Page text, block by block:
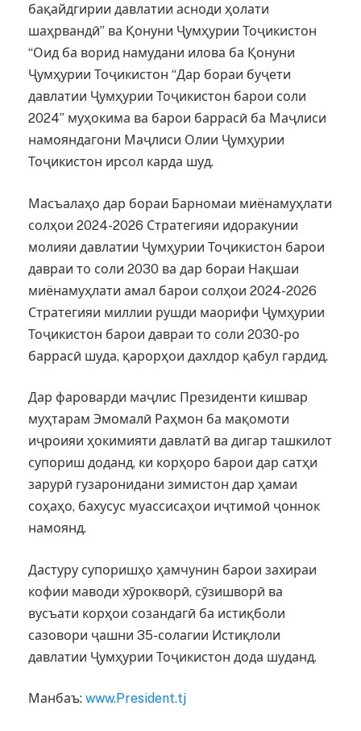
бақайдгирии давлатии асноди ҳолати
шаҳрвандӣ” ва Қонуни Ҷумҳурии Тоҷикистон
“Оид ба ворид намудани илова ба Қонуни
Ҷумҳурии Тоҷикистон “Дар бораи буҷети
давлатии Ҷумҳурии Тоҷикистон барои соли
2024” муҳокима ва барои баррасӣ ба Маҷлиси
намояндагони Маҷлиси Олии Ҷумҳурии
Тоҷикистон ирсол карда шуд.
Масъалаҳо дар бораи Барномаи миёнамуҳлати
солҳои 2024-2026 Стратегияи идоракунии
молияи давлатии Ҷумҳурии Тоҷикистон барои
давраи то соли 2030 ва дар бораи Нақшаи
миёнамуҳлати амал барои солҳои 2024-2026
Стратегияи миллии рушди маорифи Ҷумҳурии
Тоҷикистон барои давраи то соли 2030-ро
баррасӣ шуда, қарорҳои дахлдор қабул гардид.
Дар фароварди маҷлис Президенти кишвар
муҳтарам Эмомалӣ Раҳмон ба мақомоти
иҷроияи ҳокимияти давлатӣ ва дигар ташкилот
супориш доданд, ки корҳоро барои дар сатҳи
зарурӣ гузаронидани зимистон дар ҳамаи
соҳаҳо, бахусус муассисаҳои иҷтимоӣ ҷоннок
намоянд.
Дастуру супоришҳо ҳамчунин барои захираи
кофии маводи хӯрокворӣ, сӯзишворӣ ва
вусъати корҳои созандагӣ ба истиқболи
сазовори ҷашни 35-солагии Истиқлоли
давлатии Ҷумҳурии Тоҷикистон дода шуданд.
Манбаъ: www.President.tj